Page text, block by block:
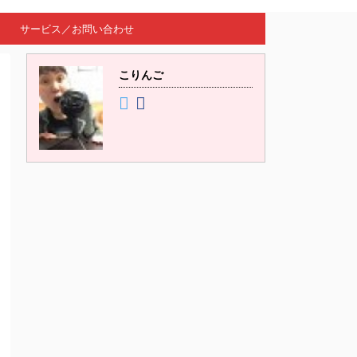
サービス／お問い合わせ
こりんご